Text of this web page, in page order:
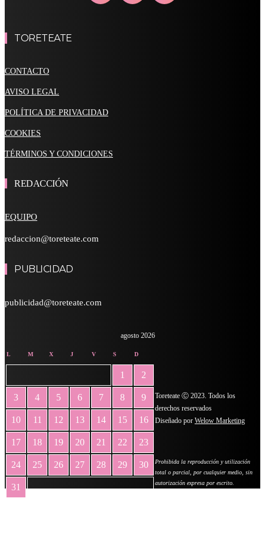
TORETEATE
CONTACTO
AVISO LEGAL
POLÍTICA DE PRIVACIDAD
COOKIES
TÉRMINOS Y CONDICIONES
REDACCIÓN
EQUIPO
redaccion@toreteate.com
PUBLICIDAD
publicidad@toreteate.com
agosto 2026
L M X J V S D
1 2
3 4 5 6 7 8 9
10 11 12 13 14 15 16
17 18 19 20 21 22 23
24 25 26 27 28 29 30
31
Toreteate Ⓒ 2023. Todos los
derechos reservados
Diseñado por Welow Marketing
Prohibida la reproducción y utilización
total o parcial, por cualquier medio, sin
autorización expresa por escrito.